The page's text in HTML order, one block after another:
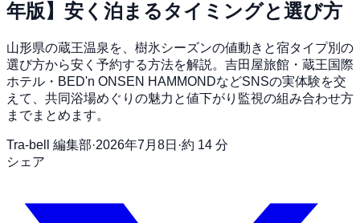
年版】安く泊まるタイミングと選び方
山形県の蔵王温泉を、樹氷シーズンの値動きと宿タイプ別の
選び方から安く予約する方法を解説。吉田屋旅館・蔵王国際
ホテル・BED'n ONSEN HAMMONDなどSNSの実体験を交
えて、共同浴場めぐりの魅力と値下がり監視の組み合わせ方
までまとめます。
Tra-bell 編集部·2026年7月8日 ·約 14 分
シェア